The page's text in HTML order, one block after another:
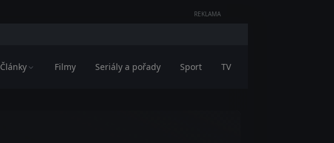
REKLAMA
Články Filmy Seriály a pořady Sport TV